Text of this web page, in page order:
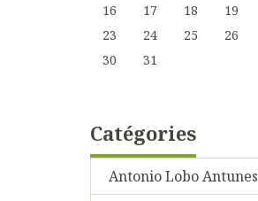
16
17 18 19
23
24 25 26
30
31
Catégories
Antonio Lobo Antunes